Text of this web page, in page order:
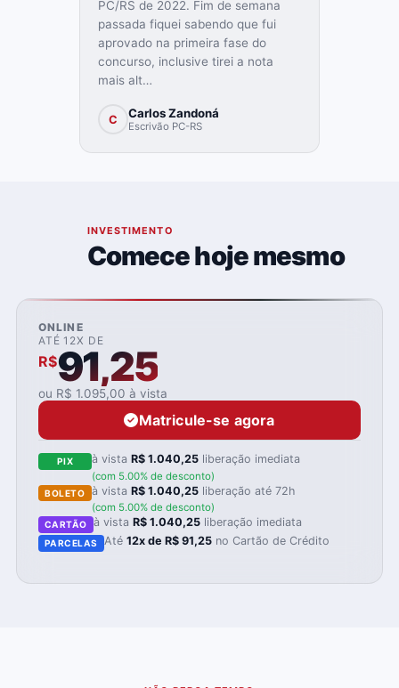
PC/RS de 2022. Fim de semana
passada fiquei sabendo que fui
aprovado na primeira fase do
concurso, inclusive tirei a nota
mais alt…
C Carlos Zandoná
Escrivão PC-RS
INVESTIMENTO
Comece hoje mesmo
ONLINE
ATÉ 12X DE
R$91,25
ou R$ 1.095,00 à vista
Matricule-se agora
PIX à vistaR$ 1.040,25 liberação imediata
(com 5.00% de desconto)
BOLETO à vistaR$ 1.040,25 liberação até 72h
(com 5.00% de desconto)
CARTÃO à vista R$ 1.040,25 liberação imediata
PARCELAS Até12x de R$ 91,25 no Cartão de Crédito